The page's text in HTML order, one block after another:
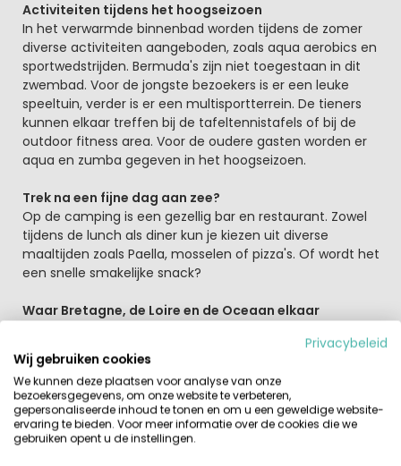
Activiteiten tijdens het hoogseizoen
In het verwarmde binnenbad worden tijdens de zomer
diverse activiteiten aangeboden, zoals aqua aerobics en
sportwedstrijden. Bermuda's zijn niet toegestaan in dit
zwembad. Voor de jongste bezoekers is er een leuke
speeltuin, verder is er een multisportterrein. De tieners
kunnen elkaar treffen bij de tafeltennistafels of bij de
outdoor fitness area. Voor de oudere gasten worden er
aqua en zumba gegeven in het hoogseizoen.
Trek na een fijne dag aan zee?
Op de camping is een gezellig bar en restaurant. Zowel
tijdens de lunch als diner kun je kiezen uit diverse
maaltijden zoals Paella, mosselen of pizza's. Of wordt het
een snelle smakelijke snack?
Waar Bretagne, de Loire en de Oceaan elkaar
Vanaf de camping kun je diverse fiets- en wandelpaden
volgen. Fiets- en wandelroutes wisselen het blauw van
de oceaan af met het groen van de bossen. Loop ook
eens via het strand naar Pornic (11 kilometer). Hier vind je
leuke winkeltjes en restaurants. Pornic heeft een mooie
haven, wandel van hieruit langs de kades naar het
Privacybeleid
Wij gebruiken cookies
We kunnen deze plaatsen voor analyse van onze
bezoekersgegevens, om onze website te verbeteren,
gepersonaliseerde inhoud te tonen en om u een geweldige website-
ervaring te bieden. Voor meer informatie over de cookies die we
gebruiken opent u de instellingen.